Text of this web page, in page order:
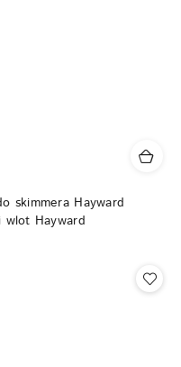
skimmera Hayward
wlot Hayward